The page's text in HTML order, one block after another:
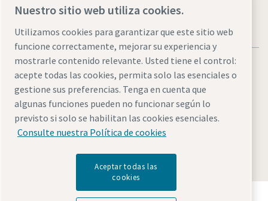
Avisos legales y de privacidadAdministrar cookies
Accesibilidad
Mapa del sitio
© 2026 Atlas Copco
Descubre cómo Atlas Copco Group impulsa la
Nuestro sitio web utiliza cookies.
Utilizamos cookies para garantizar que este sitio web
funcione correctamente, mejorar su experiencia y
mostrarle contenido relevante. Usted tiene el control:
acepte todas las cookies, permita solo las esenciales o
gestione sus preferencias. Tenga en cuenta que
algunas funciones pueden no funcionar según lo
previsto si solo se habilitan las cookies esenciales.
Consulte nuestra Política de cookies
Aceptar todas las
cookies